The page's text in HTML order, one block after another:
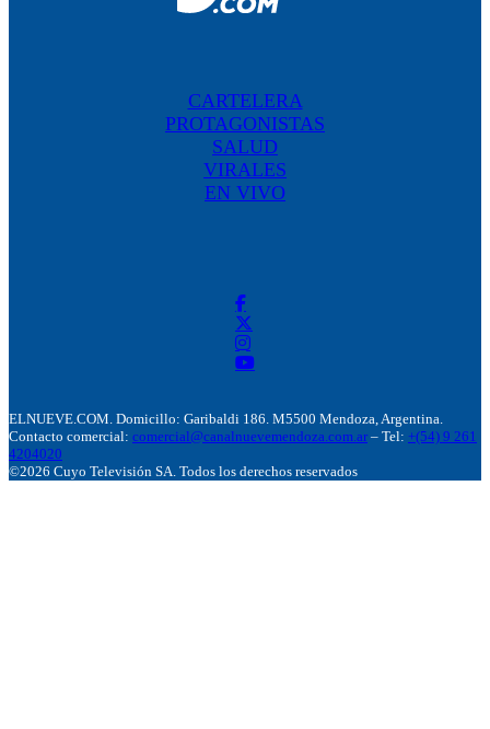
CARTELERA
PROTAGONISTAS
SALUD
VIRALES
EN VIVO
ELNUEVE.COM. Domicillo: Garibaldi 186. M5500 Mendoza, Argentina.
Contacto comercial: comercial@canalnuevemendoza.com.ar – Tel: +(54) 9 261
4204020
©2026 Cuyo Televisión SA. Todos los derechos reservados